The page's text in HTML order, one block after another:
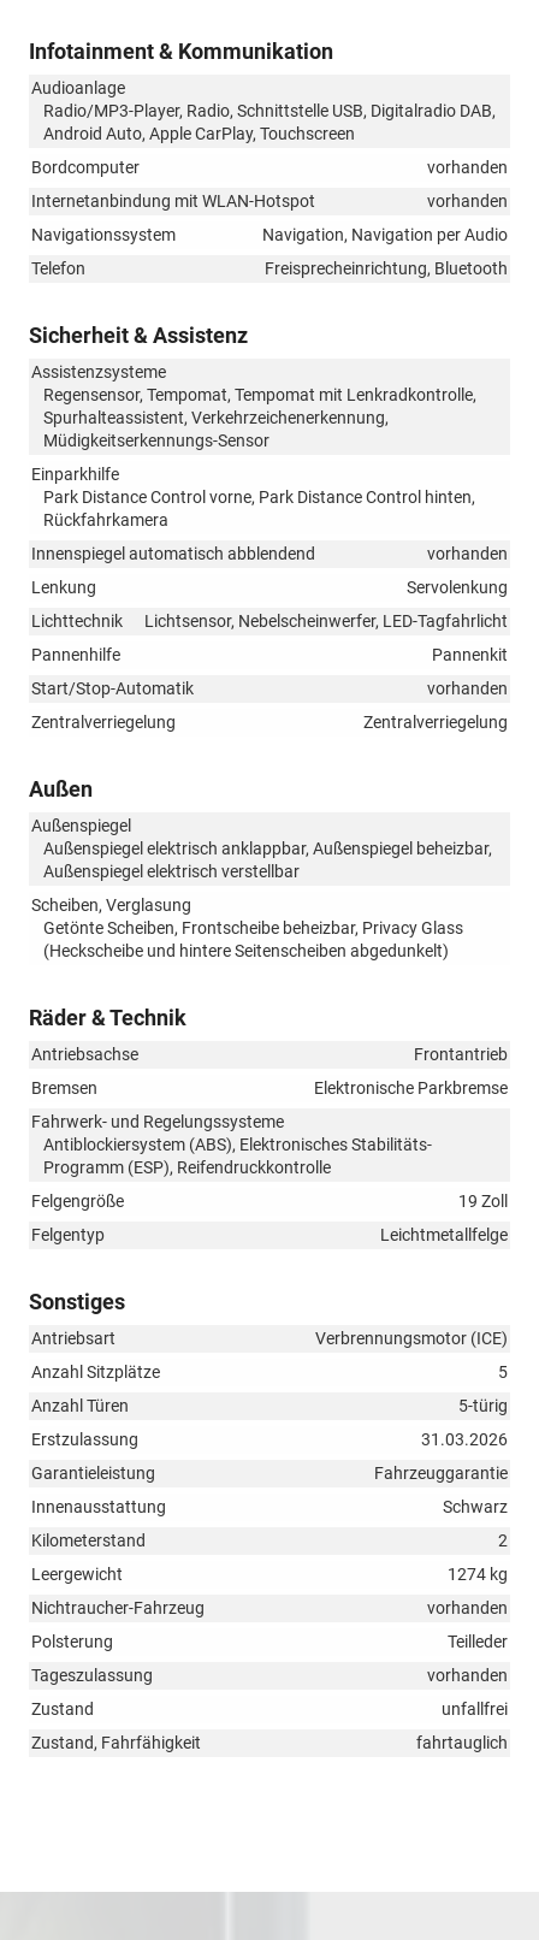
Infotainment & Kommunikation
Audioanlage
Radio/MP3-Player, Radio, Schnittstelle USB, Digitalradio DAB,
Android Auto, Apple CarPlay, Touchscreen
Bordcomputer
vorhanden
Internetanbindung mit WLAN-Hotspot
vorhanden
Navigationssystem
Navigation, Navigation per Audio
Telefon
Freisprecheinrichtung, Bluetooth
Sicherheit & Assistenz
Assistenzsysteme
Regensensor, Tempomat, Tempomat mit Lenkradkontrolle,
Spurhalteassistent, Verkehrzeichenerkennung,
Müdigkeitserkennungs-Sensor
Einparkhilfe
Park Distance Control vorne, Park Distance Control hinten,
Rückfahrkamera
Innenspiegel automatisch abblendend
vorhanden
Lenkung
Servolenkung
Lichttechnik
Lichtsensor, Nebelscheinwerfer, LED-Tagfahrlicht
Pannenhilfe
Pannenkit
Start/Stop-Automatik
vorhanden
Zentralverriegelung
Zentralverriegelung
Außen
Außenspiegel
Außenspiegel elektrisch anklappbar, Außenspiegel beheizbar,
Außenspiegel elektrisch verstellbar
Scheiben, Verglasung
Getönte Scheiben, Frontscheibe beheizbar, Privacy Glass
(Heckscheibe und hintere Seitenscheiben abgedunkelt)
Räder & Technik
Antriebsachse
Frontantrieb
Bremsen
Elektronische Parkbremse
Fahrwerk- und Regelungssysteme
Antiblockiersystem (ABS), Elektronisches Stabilitäts-
Programm (ESP), Reifendruckkontrolle
Felgengröße
19 Zoll
Felgentyp
Leichtmetallfelge
Sonstiges
Antriebsart
Verbrennungsmotor (ICE)
Anzahl Sitzplätze
5
Anzahl Türen
5-türig
Erstzulassung
31.03.2026
Garantieleistung
Fahrzeuggarantie
Innenausstattung
Schwarz
Kilometerstand
2
Leergewicht
1274 kg
Nichtraucher-Fahrzeug
vorhanden
Polsterung
Teilleder
Tageszulassung
vorhanden
Zustand
unfallfrei
Zustand, Fahrfähigkeit
fahrtauglich